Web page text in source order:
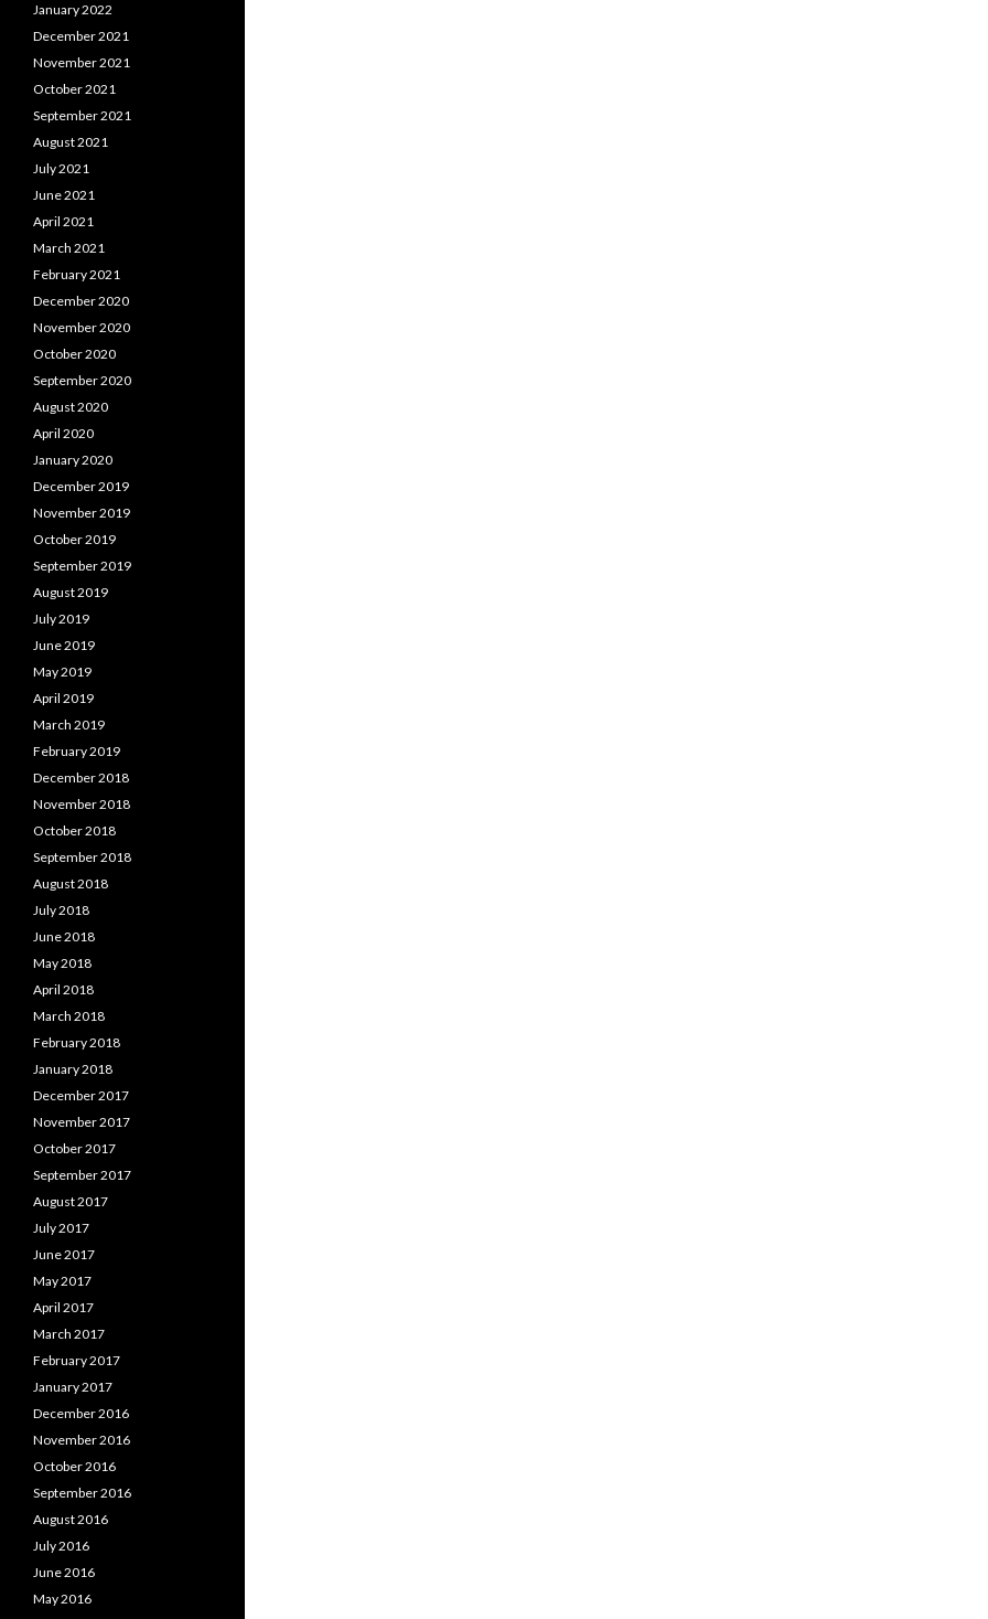
January 2022
December 2021
November 2021
October 2021
September 2021
August 2021
July 2021
June 2021
April 2021
March 2021
February 2021
December 2020
November 2020
October 2020
September 2020
August 2020
April 2020
January 2020
December 2019
November 2019
October 2019
September 2019
August 2019
July 2019
June 2019
May 2019
April 2019
March 2019
February 2019
December 2018
November 2018
October 2018
September 2018
August 2018
July 2018
June 2018
May 2018
April 2018
March 2018
February 2018
January 2018
December 2017
November 2017
October 2017
September 2017
August 2017
July 2017
June 2017
May 2017
April 2017
March 2017
February 2017
January 2017
December 2016
November 2016
October 2016
September 2016
August 2016
July 2016
June 2016
May 2016